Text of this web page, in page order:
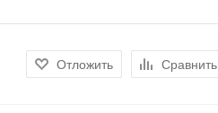
Отложить Сравнить